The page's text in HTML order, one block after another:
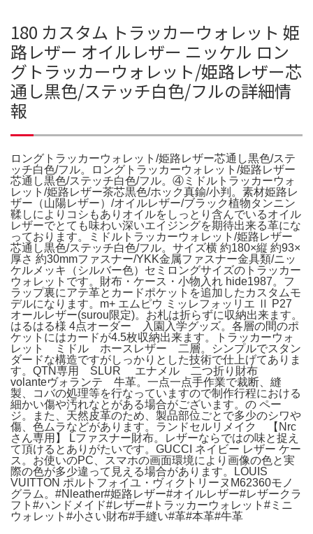
180 カスタム トラッカーウォレット 姫
路レザー オイルレザー ニッケル ロン
グトラッカーウォレット/姫路レザー芯
通し黒色/ステッチ白色/フルの詳細情
報
ロングトラッカーウォレット/姫路レザー芯通し黒色/ステ
ッチ白色/フル。ロングトラッカーウォレット/姫路レザー
芯通し黒色/ステッチ白色/フル。④ミドルトラッカーウォ
レット/姫路レザー茶芯黒色/ホック真鍮/小判。素材姫路レ
ザー（山陽レザー）/オイルレザー/ブラック植物タンニン
鞣しによりコシもありオイルをしっとり含んでいるオイル
レザーでとても味わい深いエイジングを期待出来る革にな
っております。ミドルトラッカーウォレット/姫路レザー
芯通し黒色/ステッチ白色/フル。サイズ横 約180×縦 約93×
厚さ 約30mmファスナー/YKK金属ファスナー金具類/ニッ
ケルメッキ（シルバー色）セミロングサイズのトラッカー
ウォレットです。財布・ケース・小物入れ hide1987。フ
ラップ裏にアテ革とカードポケットを追加したカスタムモ
デルになります。m+ エムピウ ミッレフォッリエ Ⅱ P27
オールレザー(surou限定)。お札は折らずに収納出来ます。
はるはる様 4点オーダー 入園入学グッズ。各層の間のポ
ケットにはカードが4.5枚収納出来ます。トラッカーウォ
レット ミドル ホースレザー 二層。シンプルでスタン
ダードな構造ですがしっかりとした技術で仕上げてありま
す。QTN専用 SLUR エナメル 二つ折り財布
volanteヴォランテ 牛革。一点一点手作業で裁断、縫
製、コバの処理等を行なっていますので制作行程における
細かい傷や汚れなとがある場合がございます。の ペー
ジ。また、天然皮革のため、製品部位ごとで多少のシワや
傷、色ムラなどがあります。ランドセルリメイク 【Nrc
さん専用】 Lファスナー財布。レザーならではの味と捉え
て頂けるとありがたいです。GUCCI ネイビー レザー ケー
ス。お使いのPC、スマホの画面環境により画像の色と実
際の色が多少違って見える場合があります。LOUIS
VUITTON ポルトフォイユ・ヴィクトリーヌM62360モノ
グラム。#Nleather#姫路レザー#オイルレザー#レザークラ
フト#ハンドメイド#レザー#トラッカーウォレット#ミニ
ウォレット#小さい財布#手縫い#革#本革#牛革